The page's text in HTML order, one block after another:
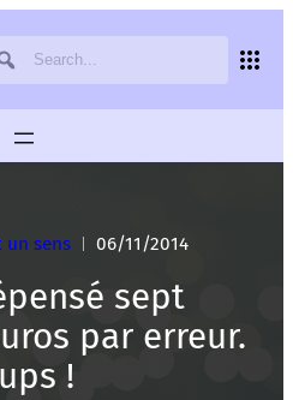
un sens 06/11/2014
sept
par erreur.
!